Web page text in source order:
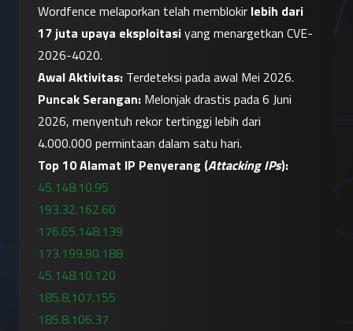
Wordfence melaporkan telah memblokir lebih dari
17 juta upaya eksploitasi yang menargetkan CVE-
2026-4020.
Awal Aktivitas: Terdeteksi pada awal Mei 2026.
Puncak Serangan: Melonjak drastis pada 6 Juni
2026, menyentuh rekor tertinggi lebih dari
4.000.000 permintaan dalam satu hari.
Top 10 Alamat IP Penyerang (Attacking IPs):
45.148.10.95
193.32.162.60
176.65.148.139
173.199.90.188
45.148.10.120
185.8.107.155
185.8.106.37